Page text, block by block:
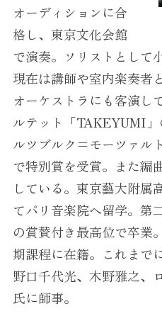
オーディションに合
格し、東京文化会館
で演奏。ソリストとして
現在は講師や室内楽奏者
オーケストラにも客演し
ルテット「TAKEYUMI
ルツブルク=モーツァル
で特別賞を受賞。また編
している。東京藝大附属
てパリ音楽院へ留学。第
の賞賛付き最高位で卒業
期課程に在籍。これまで
野口千代光、木野雅之、
氏に師事。